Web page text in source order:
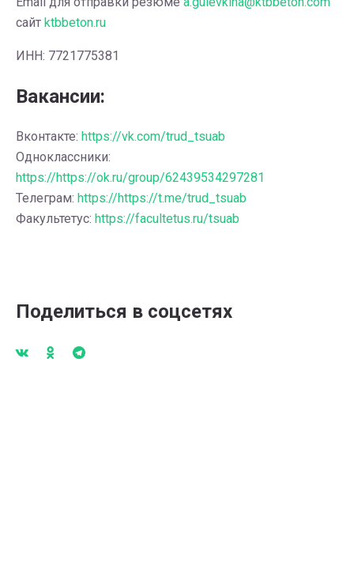
сайт ktbbeton.ru
ИНН: 7721775381
Вакансии:
Вконтакте: https://vk.com/trud_tsuab
Одноклассники:
https://https://ok.ru/group/62439534297281
Телеграм: https://https://t.me/trud_tsuab
Факультетус: https://facultetus.ru/tsuab
Поделиться в соцсетях